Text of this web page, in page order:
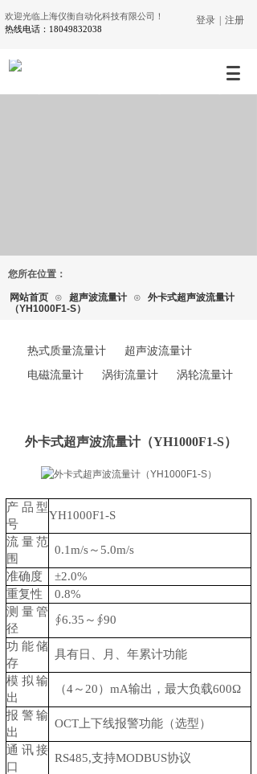
欢迎光临上海仪衡自动化科技有限公司！
热线电话：18049832038
登录 注册
网站首页 ⊙ 超声波流量计 ⊙
外卡式超声波流量计
（YH1000F1-S）
您所在位置：
热式质量流量计
超声波流量计
电磁流量计
涡街流量计 涡轮流量计
外卡式超声波流量计（YH1000F1-S）
产品型
号
YH1000F1-S
流量范
围
0.1m/s～5.0m/s
准确度
±2.0%
重复性
0.8%
测量管
径
∮6.35 ～∮90
功能储
存
具有日、月、年累计功能
模拟输
出
（4～20）mA输出，最大负载600Ω
报警输
出
OCT 上下线报警功能（选型）
通讯接
口
RS485,支持MODBUS协议